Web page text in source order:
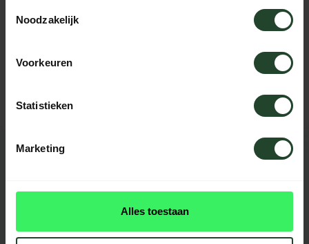
Noodzakelijk
Voorkeuren
Statistieken
Marketing
Alles toestaan
Kontaktieren Sie uns, unsere Kollegen
Diese produkt had noch